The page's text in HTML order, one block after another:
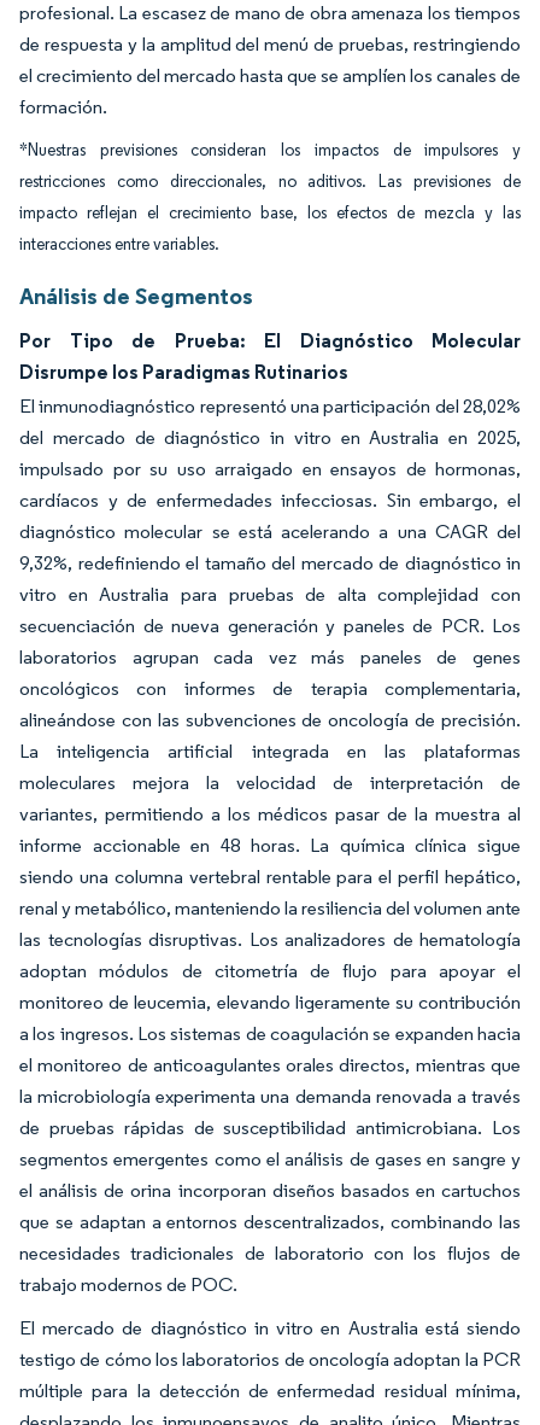
profesional. La escasez de mano de obra amenaza los tiempos
de respuesta y la amplitud del menú de pruebas, restringiendo
el crecimiento del mercado hasta que se amplíen los canales de
formación.
*Nuestras previsiones consideran los impactos de impulsores y
restricciones como direccionales, no aditivos. Las previsiones de
impacto reflejan el crecimiento base, los efectos de mezcla y las
interacciones entre variables.
Análisis de Segmentos
Por Tipo de Prueba: El Diagnóstico Molecular
Disrumpe los Paradigmas Rutinarios
El inmunodiagnóstico representó una participación del 28,02%
del mercado de diagnóstico in vitro en Australia en 2025,
impulsado por su uso arraigado en ensayos de hormonas,
cardíacos y de enfermedades infecciosas. Sin embargo, el
diagnóstico molecular se está acelerando a una CAGR del
9,32%, redefiniendo el tamaño del mercado de diagnóstico in
vitro en Australia para pruebas de alta complejidad con
secuenciación de nueva generación y paneles de PCR. Los
laboratorios agrupan cada vez más paneles de genes
oncológicos con informes de terapia complementaria,
alineándose con las subvenciones de oncología de precisión.
La inteligencia artificial integrada en las plataformas
moleculares mejora la velocidad de interpretación de
variantes, permitiendo a los médicos pasar de la muestra al
informe accionable en 48 horas. La química clínica sigue
siendo una columna vertebral rentable para el perfil hepático,
renal y metabólico, manteniendo la resiliencia del volumen ante
las tecnologías disruptivas. Los analizadores de hematología
adoptan módulos de citometría de flujo para apoyar el
monitoreo de leucemia, elevando ligeramente su contribución
a los ingresos. Los sistemas de coagulación se expanden hacia
el monitoreo de anticoagulantes orales directos, mientras que
la microbiología experimenta una demanda renovada a través
de pruebas rápidas de susceptibilidad antimicrobiana. Los
segmentos emergentes como el análisis de gases en sangre y
el análisis de orina incorporan diseños basados en cartuchos
que se adaptan a entornos descentralizados, combinando las
necesidades tradicionales de laboratorio con los flujos de
trabajo modernos de POC.
El mercado de diagnóstico in vitro en Australia está siendo
testigo de cómo los laboratorios de oncología adoptan la PCR
múltiple para la detección de enfermedad residual mínima,